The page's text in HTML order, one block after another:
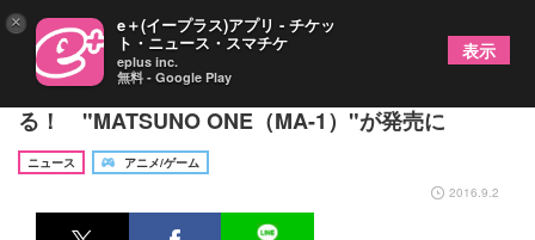
『おそ松さん』をジャケットで羽織
る！ "MATSUNO ONE（MA-1）"が発売に
ニュース
アニメ/ゲーム
2016.9.2
× e＋(イープラス)アプリ - チケッ
ト・ニュース・スマチケ
eplus inc.
無料 - Google Play
表示